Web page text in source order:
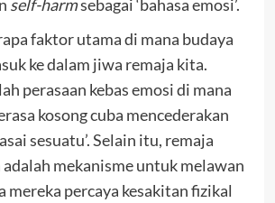
self-harmsebagai ‘bahasa emosi’.
faktor utama di mana budaya
ke dalam jiwa remaja kita.
perasaan kebas emosi di mana
kosong cuba mencederakan
sesuatu’. Selain itu, remaja
adalah mekanisme untuk melawan
mereka percaya kesakitan fizikal